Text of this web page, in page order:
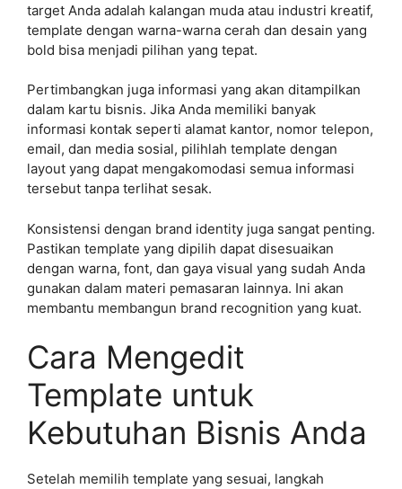
target Anda adalah kalangan muda atau industri kreatif,
template dengan warna-warna cerah dan desain yang
bold bisa menjadi pilihan yang tepat.
Pertimbangkan juga informasi yang akan ditampilkan
dalam kartu bisnis. Jika Anda memiliki banyak
informasi kontak seperti alamat kantor, nomor telepon,
email, dan media sosial, pilihlah template dengan
layout yang dapat mengakomodasi semua informasi
tersebut tanpa terlihat sesak.
Konsistensi dengan brand identity juga sangat penting.
Pastikan template yang dipilih dapat disesuaikan
dengan warna, font, dan gaya visual yang sudah Anda
gunakan dalam materi pemasaran lainnya. Ini akan
membantu membangun brand recognition yang kuat.
Cara Mengedit
Template untuk
Kebutuhan Bisnis Anda
Setelah memilih template yang sesuai, langkah